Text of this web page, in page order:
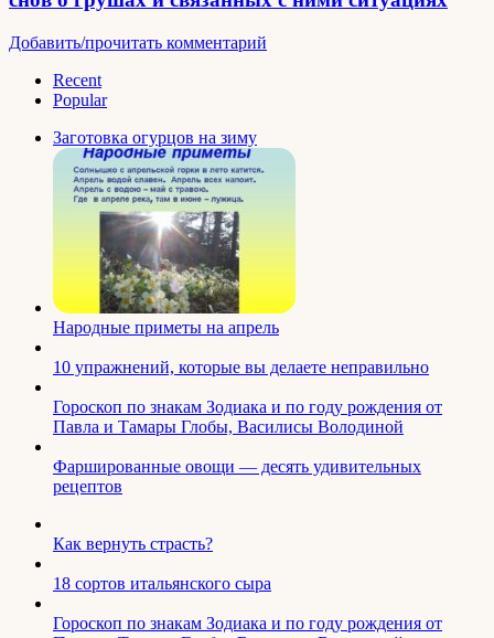
Добавить/прочитать комментарий
Recent
Popular
Заготовка огурцов на зиму
Народные приметы на апрель
10 упражнений, которые вы делаете неправильно
Гороскоп по знакам Зодиака и по году рождения от
Павла и Тамары Глобы, Василисы Володиной
Фаршированные овощи — десять удивительных
рецептов
Как вернуть страсть?
18 сортов итальянского сыра
Гороскоп по знакам Зодиака и по году рождения от